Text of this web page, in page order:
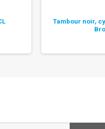
Tambour noir,